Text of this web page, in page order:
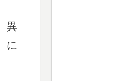
異
に